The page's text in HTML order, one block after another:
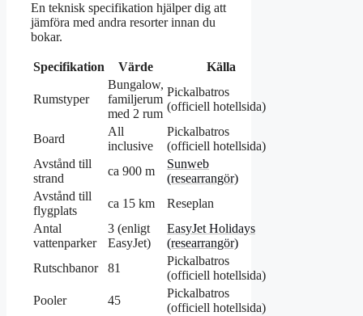
En teknisk specifikation hjälper dig att
jämföra med andra resorter innan du
bokar.
Specifikation Värde Källa
Rumstyper
Bungalow,
familjerum
med 2 rum
Pickalbatros
(officiell hotellsida)
Board
All
inclusive
Pickalbatros
(officiell hotellsida)
Avstånd till
strand
ca 900 m
Sunweb
(researrangör)
Avstånd till
flygplats
ca 15 km
Reseplan
Antal
vattenparker
3 (enligt
EasyJet)
EasyJet Holidays
(researrangör)
Rutschbanor
81
Pickalbatros
(officiell hotellsida)
Pooler
45
Pickalbatros
(officiell hotellsida)